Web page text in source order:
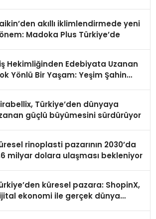
akıllı iklimlendirmede yeni
Madoka Plus Türkiye’de
Hekimliğinden Edebiyata Uzanan
Yönlü Bir Yaşam: Yeşim Şahin
Türkiye’den dünyaya
güçlü büyümesini sürdürüyor
rinoplasti pazarının 2030’da
milyar dolara ulaşması bekleniyor
küresel pazara: ShopinX,
ekonomi ile gerçek dünya